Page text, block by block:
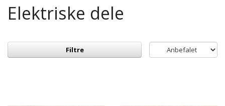
Elektriske dele
Filtre